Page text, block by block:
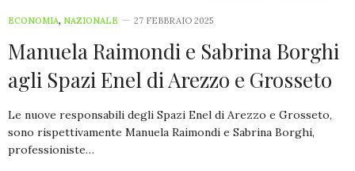
ECONOMIA, NAZIONALE 27 FEBBRAIO 2025
Manuela Raimondi e Sabrina Borghi
agli Spazi Enel di Arezzo e Grosseto
Le nuove responsabili degli Spazi Enel di Arezzo e Grosseto,
sono rispettivamente Manuela Raimondi e Sabrina Borghi,
professioniste…